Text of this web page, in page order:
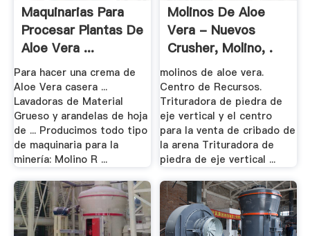
Maquinarias Para
Procesar Plantas De
Aloe Vera ...
Para hacer una crema de
Aloe Vera casera ...
Lavadoras de Material
Grueso y arandelas de hoja
de ... Producimos todo tipo
de maquinaria para la
minería: Molino R ...
Molinos De Aloe
Vera - Nuevos
Crusher, Molino, .
molinos de aloe vera.
Centro de Recursos.
Trituradora de piedra de
eje vertical y el centro
para la venta de cribado de
la arena Trituradora de
piedra de eje vertical ...